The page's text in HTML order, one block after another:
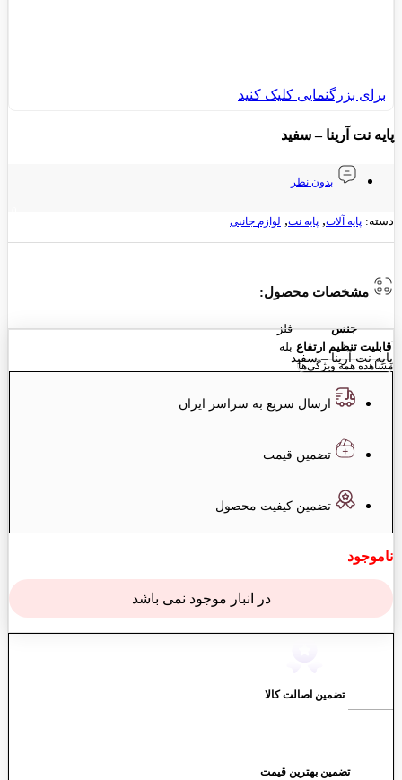
برای بزرگنمایی کلیک کنید
پایه نت آرینا – سفید
بدون نظر
دسته: پایه آلات, پایه نت, لوازم جانبی
مشخصات محصول:
جنس
فلز
قابلیت تنظیم ارتفاع بله
مشاهده همه ویژگی‌ها
پایه نت آرینا – سفید
ارسال سریع به سراسر ایران
تضمین قیمت
تضمین کیفیت محصول
ناموجود
در انبار موجود نمی باشد
تضمین اصالت کالا
تضمین بهترین قیمت